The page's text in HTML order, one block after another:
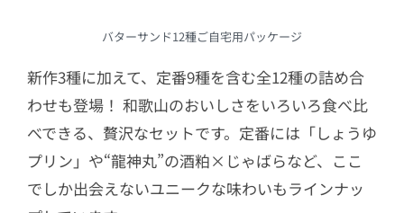
バターサンド12種ご自宅用パッケージ
新作3種に加えて、定番9種を含む全12種の詰め合
わせも登場！ 和歌山のおいしさをいろいろ食べ比
べできる、贅沢なセットです。定番には「しょうゆ
プリン」や“龍神丸”の酒粕×じゃばらなど、ここ
でしか出会えないユニークな味わいもラインナッ